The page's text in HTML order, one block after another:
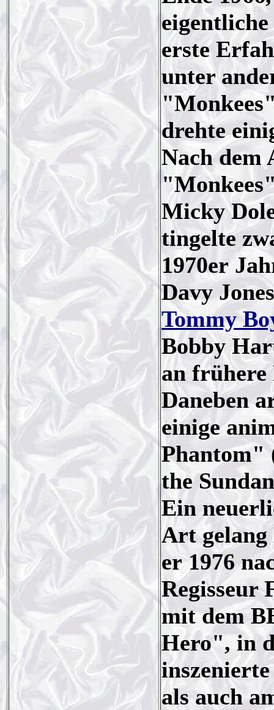
erste
unter
drehte
Nach dem
Micky
tingelte
1970er
Davy
Tommy
Bobby
an
Daneben
einige
Phantom"
the
Ein
Art gelang
er 1976
Regisseur
mit dem
Hero", in
als auch